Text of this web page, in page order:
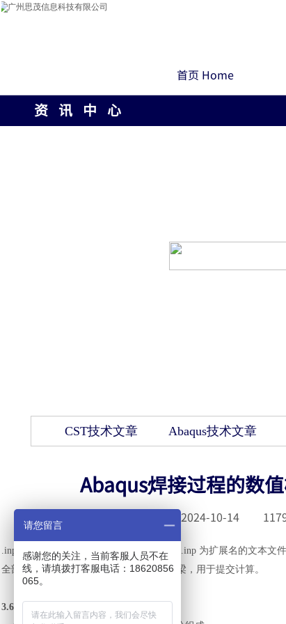
首页 Home
资 讯 中 心
CST技术文章 Abaqus技术文章
Abaqus焊接过程的数
发布时间 :2024-10-14
.inp 文件即 Abaqus 的输入文件，是一种以.inp 为扩展名的文本
全部设定，是联系前处理器与求解器的桥梁，用于提交计算。
3.6.1 .inp 文件的组成
请您留言
感谢您的关注，当前客服人员不在
线，请填拨打客服电话：18620856
065。